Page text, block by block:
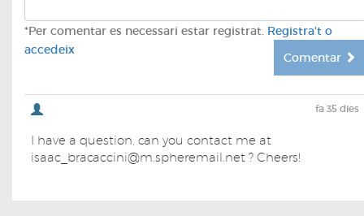
*Per comentar es necessari estar registrat. Registra't o
accedeix
Comentar
fa 35 dies
I have a question, can you contact me at
isaac_bracaccini@m.spheremail.net ? Cheers!